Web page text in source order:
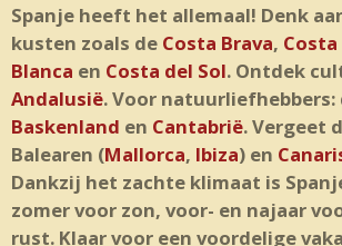
Spanje heeft het allemaal! Denk
kusten zoals de Costa Brava,
Blanca en Costa del Sol. Ontdek
Andalusië. Voor natuurliefhebbers:
Baskenland en Cantabrië. Vergeet
Balearen (Mallorca, Ibiza) en
Dankzij het zachte klimaat is
zomer voor zon, voor- en najaar
rust. Klaar voor een voordelige